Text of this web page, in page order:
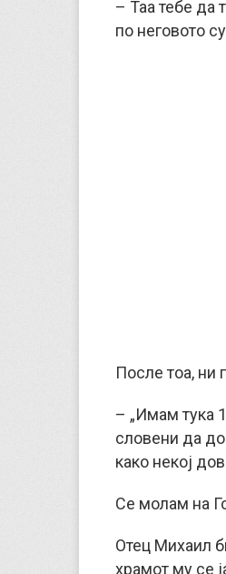
– Таа тебе да
по неговото
После тоа, ни
– „Имам тука
словени да
како некој
Се молам на
Отец Михаил
храмот му се